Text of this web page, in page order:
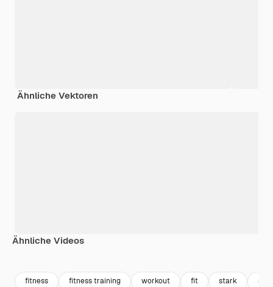
Ähnliche Vektoren
Ähnliche Videos
fitness fitness training workout fit stark